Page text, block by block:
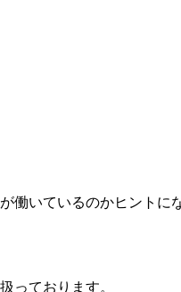
働いているのかヒントに
っております。